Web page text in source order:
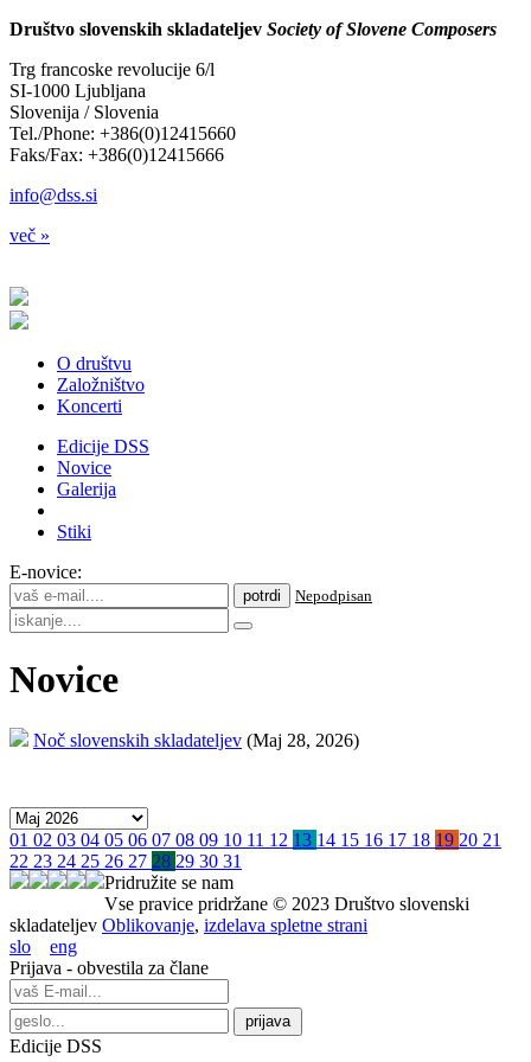
Društvo slovenskih skladateljev Society of Slovene Composers
Trg francoske revolucije 6/l
SI-1000 Ljubljana
Slovenija / Slovenia
Tel./Phone: +386(0)12415660
Faks/Fax: +386(0)12415666
info@dss.si
več »
O društvu
Založništvo
Koncerti
Edicije DSS
Novice
Galerija
Stiki
E-novice:
Nepodpisan
Novice
Noč slovenskih skladateljev (Maj 28, 2026)
01 02 03 04 05 06 07 08 09 10 11 12 13 14 15 16 17 18 19 20 21
22 23 24 25 26 27 28 29 30 31
Pridružite se nam
Vse pravice pridržane © 2023 Društvo slovenski
skladateljev Oblikovanje, izdelava spletne strani
slo
eng
Prijava - obvestila za člane
Edicije DSS